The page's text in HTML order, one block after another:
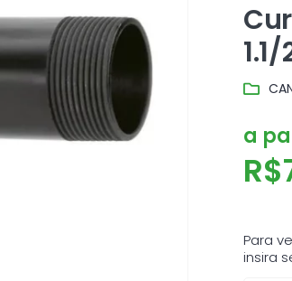
a
R$
Para
insira